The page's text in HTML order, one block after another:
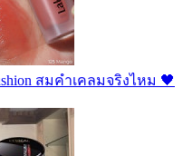
สมคำเคลมจริงไหม 🖤